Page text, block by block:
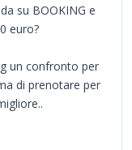
su BOOKING e
euro?
un confronto per
di prenotare per